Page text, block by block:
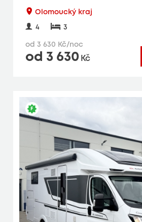
Olomoucký kraj
4 3
od 3 630 Kč/noc
od 3 630 Kč